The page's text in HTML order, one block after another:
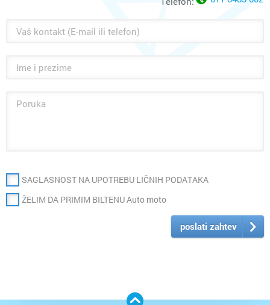
SAGLASNOST NA UPOTREBU LIČNIH PODATAKA
ŽELIM DA PRIMIM BILTENU Auto moto
poslati zahtev